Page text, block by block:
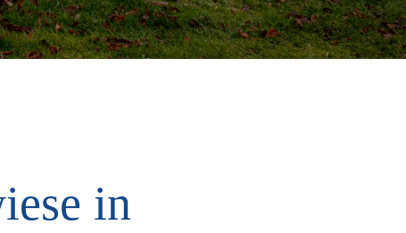
in